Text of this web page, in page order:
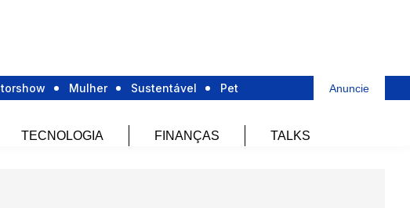
Mulher Sustentável Pet Anuncie
TECNOLOGIA FINANÇAS TALKS